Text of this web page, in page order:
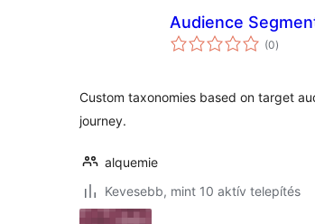
Audience
(0értékelés
összesen
)
Custom taxonomies based on target
journey.
alquemie
Kevesebb, mint 10 aktív telepítés